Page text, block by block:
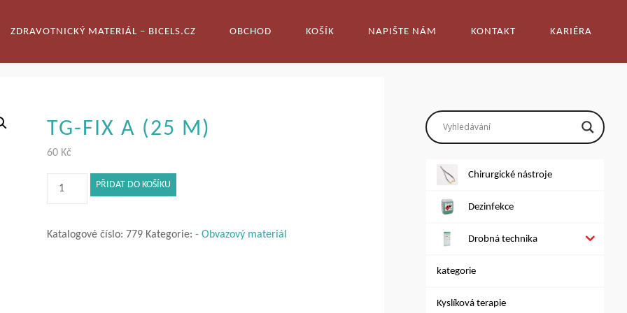
ZDRAVOTNICKÝ MATERIÁL – BICELS.CZ OBCHOD KOŠÍK NAPIŠTE NÁM KONTAKT KARIÉRA
TG-FIX A (25 M)
60 Kč
(25
PŘIDAT DO KOŠÍKU
Katalogové číslo: 779 Kategorie: - Obvazový materiál
Chirurgické nástroje
Dezinfekce
Drobná technika
kategorie
Kyslíková terapie